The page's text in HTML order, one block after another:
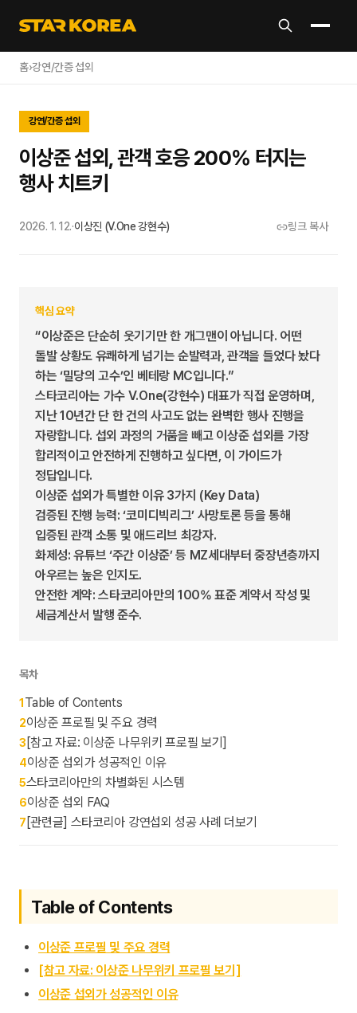
홈›강연/간증 섭외
강연/간증 섭외
이상준 섭외, 관객 호응 200% 터지는
행사 치트키
2026. 1. 12.·이상진 (V.One 강현수) 링크 복사
핵심 요약
“이상준은 단순히 웃기기만 한 개그맨이 아닙니다. 어떤
돌발 상황도 유쾌하게 넘기는 순발력과, 관객을 들었다 놨다
하는 ‘밀당의 고수’인 베테랑 MC입니다.”
스타코리아는 가수 V.One(강현수) 대표가 직접 운영하며,
지난 10년간 단 한 건의 사고도 없는 완벽한 행사 진행을
자랑합니다. 섭외 과정의 거품을 빼고 이상준 섭외를 가장
합리적이고 안전하게 진행하고 싶다면, 이 가이드가
정답입니다.
이상준 섭외가 특별한 이유 3가지 (Key Data)
검증된 진행 능력: ‘코미디빅리그’ 사망토론 등을 통해
입증된 관객 소통 및 애드리브 최강자.
화제성: 유튜브 ‘주간 이상준’ 등 MZ세대부터 중장년층까지
아우르는 높은 인지도.
안전한 계약: 스타코리아만의 100% 표준 계약서 작성 및
세금계산서 발행 준수.
목차
1 Table of Contents
2이상준 프로필 및 주요 경력
3 [참고 자료: 이상준 나무위키 프로필 보기]
4이상준 섭외가 성공적인 이유
5스타코리아만의 차별화된 시스템
6이상준 섭외 FAQ
7 [관련글] 스타코리아 강연섭외 성공 사례 더보기
Table of Contents
이상준 프로필 및 주요 경력
[참고 자료: 이상준 나무위키 프로필 보기]
이상준 섭외가 성공적인 이유